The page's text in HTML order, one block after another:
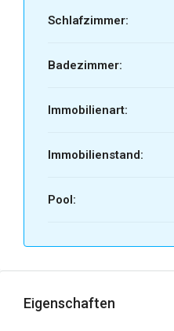
Schlafzimmer:
Badezimmer:
Immobilienart:
Immobilienstand:
Pool:
Eigenschaften